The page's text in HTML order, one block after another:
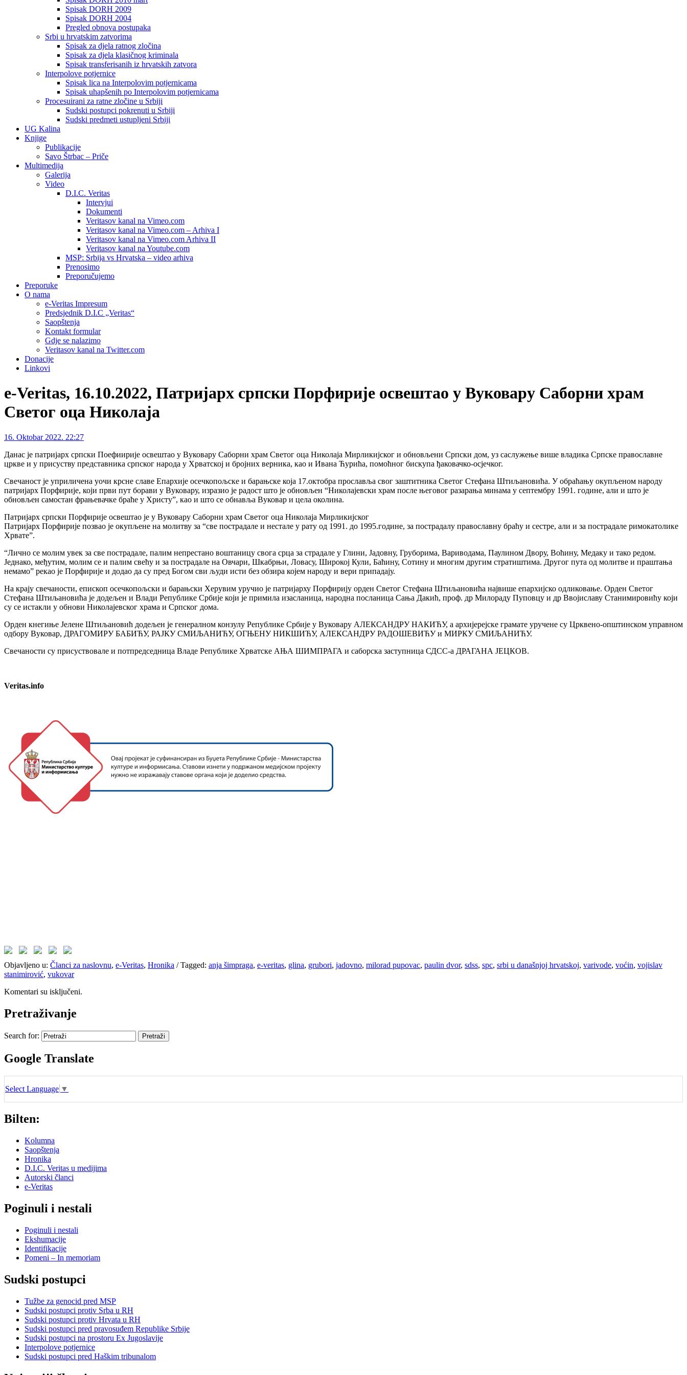
Spisak DORH 2009
Spisak DORH 2004
Pregled obnova postupaka
Srbi u hrvatskim zatvorima
Spisak za djela ratnog zločina
Spisak za djela klasičnog kriminala
Spisak transferisanih iz hrvatskih zatvora
Interpolove potjernice
Spisak lica na Interpolovim potjernicama
Spisak uhapšenih po Interpolovim potjernicama
Procesuirani za ratne zločine u Srbiji
Sudski postupci pokrenuti u Srbiji
Sudski predmeti ustupljeni Srbiji
UG Kalina
Knjige
Publikacije
Savo Štrbac – Priče
Multimedija
Galerija
Video
D.I.C. Veritas
Intervjui
Dokumenti
Veritasov kanal na Vimeo.com
Veritasov kanal na Vimeo.com – Arhiva I
Veritasov kanal na Vimeo.com Arhiva II
Veritasov kanal na Youtube.com
MSP: Srbija vs Hrvatska – video arhiva
Prenosimo
Preporučujemo
Preporuke
O nama
e-Veritas Impresum
Predsjednik D.I.C „Veritas“
Saopštenja
Kontakt formular
Gdje se nalazimo
Veritasov kanal na Twitter.com
Donacije
Linkovi
e-Veritas, 16.10.2022, Патријарх српски Порфирије освештао у Вуковару Саборни храм
Светог оца Николаја
16. Oktobar 2022. 22:27
Данас је патријарх српски Поефиирије освештао у Вуковару Саборни храм Светог оца Николаја Мирликијског и обновљени Српски дом, уз саслужење више владика Српске православне
цркве и у присуству представника српског народа у Хрватској и бројних верника, као и Ивана Ћурића, помоћног бискупа ђаковачко-осјечког.
Свечаност је уприличена уочи крсне славе Епархије осечкопољске и барањске која 17.октобра прославља свог заштитника Светог Стефана Штиљановића. У обраћању окупљеном народу
патријарх Порфирије, који први пут борави у Вуковару, изразио је радост што је обновљен “Николајевски храм после његовог разарања минама у септембру 1991. године, али и што је
обновљен самостан фрањевачке браће у Христу”, као и што се обнавља Вуковар и цела околина.
Патријарх српски Порфирије освештао је у Вуковару Саборни храм Светог оца Николаја Мирликијског
Патријарх Порфирије позвао је окупљене на молитву за “све пострадале и нестале у рату од 1991. до 1995.године, за пострадалу православну браћу и сестре, али и за пострадале римокатолике
Хрвате”.
“Лично се молим увек за све пострадале, палим непрестано воштаницу свога срца за страдале у Глини, Јадовну, Груборима, Вариводама, Паулином Двору, Воћину, Медаку и тако редом.
Једнако, међутим, молим се и палим свећу и за пострадале на Овчари, Шкабрњи, Ловасу, Широкој Кули, Баћину, Сотину и многим другим стратиштима. Другог пута од молитве и праштања
немамо” рекао је Порфирије и додао да су пред Богом сви људи исти без обзира којем народу и вери припадају.
На крају свечаности, епископ осечкопољски и барањски Херувим уручио је патријарху Порфирију орден Светог Стефана Штиљановића највише епархијско одликовање. Орден Светог
Стефана Штиљановића је додељен и Влади Републике Србије који је примила изасланица, народна посланица Сања Дакић, проф. др Милораду Пуповцу и др Ввојиславу Станимировићу који
су се истакли у обнови Николајевског храма и Српског дома.
Орден кнегиње Јелене Штиљановић додељен је генералном конзулу Републике Србије у Вуковару АЛЕКСАНДРУ НАКИЋУ, а архијерејске грамате уручене су Црквено-општинском управном
одбору Вуковар, ДРАГОМИРУ БАБИЋУ, РАЈКУ СМИЉАНИЋУ, ОГЊЕНУ НИКШИЋУ, АЛЕКСАНДРУ РАДОШЕВИЋУ и МИРКУ СМИЉАНИЋУ.
Свечаности су присуствовале и потпредседница Владе Републике Хрватске АЊА ШИМПРАГА и саборска заступница СДСС-а ДРАГАНА ЈЕЦКОВ.
Veritas.info
Objavljeno u: Članci za naslovnu, e-Veritas, Hronika /Tagged: anja šimpraga, e-veritas, glina, grubori, jadovno, milorad pupovac, paulin dvor, sdss, spc, srbi u današnjoj hrvatskoj, varivode, voćin, vojislav
stanimirović, vukovar
Komentari su isključeni.
Pretraživanje
Search for:
Google Translate
Select Language ▼
Bilten:
Kolumna
Saopštenja
Hronika
D.I.C. Veritas u medijima
Autorski članci
e-Veritas
Poginuli i nestali
Poginuli i nestali
Ekshumacije
Identifikacije
Pomeni – In memoriam
Sudski postupci
Tužbe za genocid pred MSP
Sudski postupci protiv Srba u RH
Sudski postupci protiv Hrvata u RH
Sudski postupci pred pravosuđem Republike Srbije
Sudski postupci na prostoru Ex Jugoslavije
Interpolove potjernice
Sudski postupci pred Haškim tribunalom